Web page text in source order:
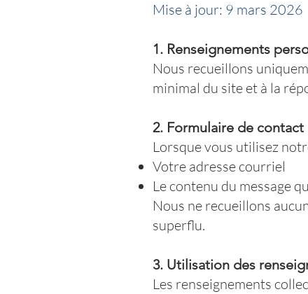
Mise à jour: 9 mars 2026
1. Renseignements
Nous recueillons
minimal du site et à la
2. Formulaire de contact
Lorsque vous utilisez
Votre adresse courriel
Le contenu du message
Nous ne recueillons
superflu.
3. Utilisation des
Les renseignements